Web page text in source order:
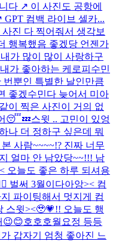
다 ↗️ 이 사진도 공항에
컴백 라이브 셀카...
진 다 찍어줘서 생각보
행복했음 좋겠당 언젠가
가 많이 많이 사랑하구
가 좋아하는 케로피수민
뿐인 특별한 날인만큼
좋겠수민다 늦어서 미아
이 찍은 사진이 거의 없
😴💤스윗 .. 고민이 있엉
나 더 정하구 싶은데 뭐
본 사람~~~~!? 진짜 너무
얼마 안 남았당~~!!! 남
오늘도 좋은 하루 되셔용
벌써 3월이다아앙>< 컴
파이팅해서 멋지게 컴
스윗><🥹💗!! 오늘도 행
😉😊호호호월요정 등등
가 갑자기 엄청 좋아진 느